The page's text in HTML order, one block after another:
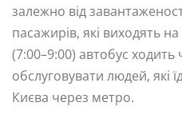
залежно від
пасажирів, які виходять
(7:00–9:00) автобус
обслуговувати людей, які
Києва через метро.